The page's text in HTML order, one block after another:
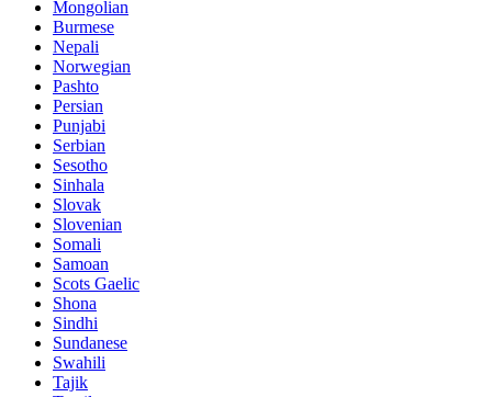
Mongolian
Burmese
Nepali
Norwegian
Pashto
Persian
Punjabi
Serbian
Sesotho
Sinhala
Slovak
Slovenian
Somali
Samoan
Scots Gaelic
Shona
Sindhi
Sundanese
Swahili
Tajik